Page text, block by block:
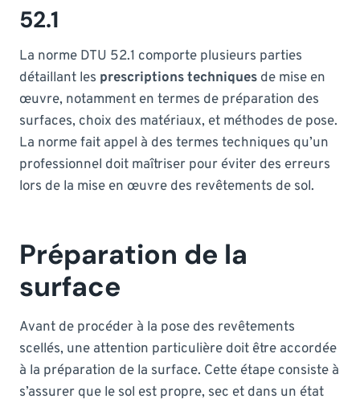
52.1
La norme DTU 52.1 comporte plusieurs parties
détaillant les prescriptions techniques de mise en
œuvre, notamment en termes de préparation des
surfaces, choix des matériaux, et méthodes de pose.
La norme fait appel à des termes techniques qu’un
professionnel doit maîtriser pour éviter des erreurs
lors de la mise en œuvre des revêtements de sol.
Préparation de la
surface
Avant de procéder à la pose des revêtements
scellés, une attention particulière doit être accordée
à la préparation de la surface. Cette étape consiste à
s’assurer que le sol est propre, sec et dans un état